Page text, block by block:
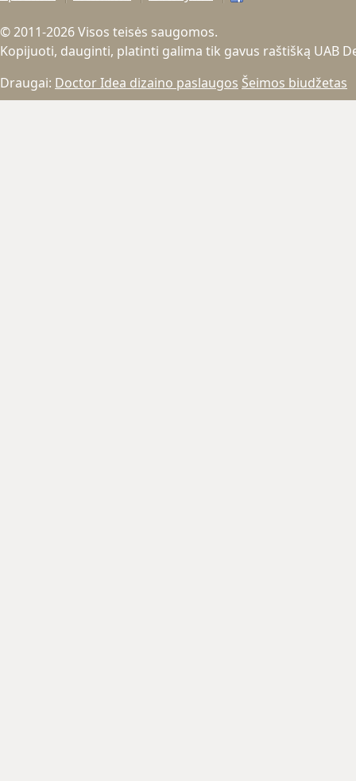
© 2011-2026 Visos teisės saugomos.
Kopijuoti, dauginti, platinti galima tik gavus raštišką UAB
Draugai: Doctor Idea dizaino paslaugos Šeimos biudžetas